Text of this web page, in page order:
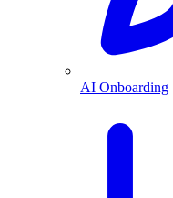
AI Onboarding